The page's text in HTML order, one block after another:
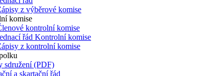
z výběrové komise
komise
kontrolní komise
řád Kontrolní komise
z kontrolní komise
sdružení (PDF)
a skartační řád